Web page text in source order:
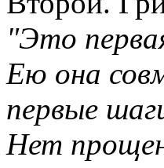
"Это
Ею она
первые
Нет